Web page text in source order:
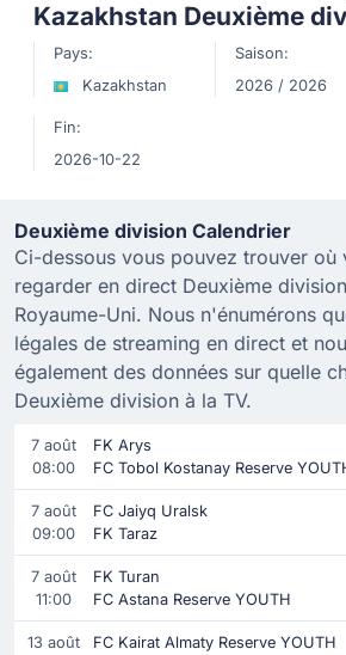
Kazakhstan Deuxième
Pays:
Kazakhstan
Saison:
2026 / 2026
Fin:
2026-10-22
Deuxième division Calendrier
Ci-dessous vous pouvez trouver où
regarder en direct Deuxième
Royaume-Uni. Nous n'énumérons
légales de streaming en direct et
également des données sur quelle
Deuxième division à la TV.
7 août
08:00
FK Arys
FC Tobol Kostanay Reserve
7 août
09:00
FC Jaiyq Uralsk
FK Taraz
7 août
11:00
FK Turan
FC Astana Reserve YOUTH
13 août
FC Kairat Almaty Reserve YOUTH